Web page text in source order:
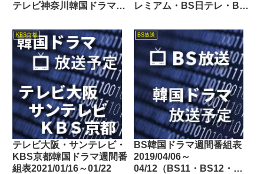
テレビ神奈川韓国ドラマ週
09/20
レミアム・BS日テレ・BS
東・BSフジ）
KBS京都
テレビ大阪・サンテレビ・
KBS京都韓国ドラマ週間番
組表2021/01/16～01/22
BS放送
BS韓国ドラマ週間番組表
2019/04/06～
04/12（BS11・BS12・